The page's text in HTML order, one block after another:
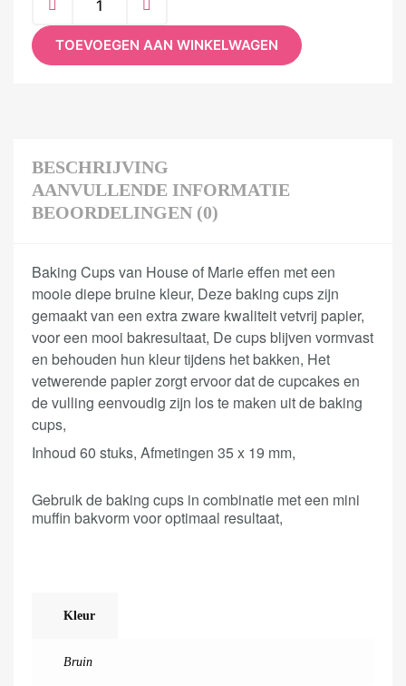
TOEVOEGEN AAN WINKELWAGEN
BESCHRIJVING
AANVULLENDE INFORMATIE
BEOORDELINGEN (0)
Baking Cups van House of Marie effen met een
mooie diepe bruine kleur, Deze baking cups zijn
gemaakt van een extra zware kwaliteit vetvrij papier,
voor een mooi bakresultaat, De cups blijven vormvast
en behouden hun kleur tijdens het bakken, Het
vetwerende papier zorgt ervoor dat de cupcakes en
de vulling eenvoudig zijn los te maken uit de baking
cups,
Inhoud 60 stuks, Afmetingen 35 x 19 mm,
Gebruik de baking cups in combinatie met een mini
muffin bakvorm voor optimaal resultaat,
Kleur
Bruin